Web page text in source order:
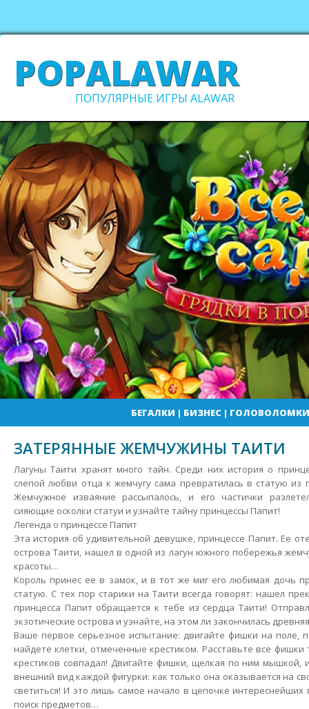
POPALAWAR
ПОПУЛЯРНЫЕ ИГРЫ ALAWAR
БЕГАЛКИ | БИЗНЕС| ГОЛОВОЛОМКИ
ЗАТЕРЯННЫЕ ЖЕМЧУЖИНЫ ТАИТИ
Лагуны Таити хранят много тайн. Среди них история о
слепой любви отца к жемчугу сама превратилась в статую из
Жемчужное изваяние рассыпалось, и его частички
сияющие осколки статуи и узнайте тайну принцессы Папит!
Легенда о принцессе Папит
Эта история об удивительной девушке, принцессе Папит. Ее
острова Таити, нашел в одной из лагун южного побережья
красоты…
Король принес ее в замок, и в тот же миг его любимая дочь
статую. С тех пор старики на Таити всегда говорят: нашел
принцесса Папит обращается к тебе из сердца Таити!
экзотические острова и узнайте, на этом ли закончилась
Ваше первое серьезное испытание: двигайте фишки на поле,
найдете клетки, отмеченные крестиком. Расставьте все
крестиков совпадал! Двигайте фишки, щелкая по ним
внешний вид каждой фигурки: как только она оказывается на
светиться! И это лишь самое начало в цепочке интереснейших
поиск предметов…